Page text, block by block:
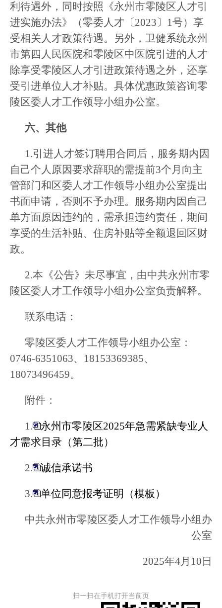
利待遇外，同时按照《永州市零陵区人才引
进实施办法》（零委人才〔2023〕1号）享
受相关人才政策待遇。另外，卫健系统永州
市第四人民医院和零陵区中医院引进的人才
除享受零陵区人才引进政策待遇之外，还享
受引进单位人才补贴。具体优惠政策咨询零
陵区委人才工作领导小组办公室。
六、其他
1.引进人才签订聘用合同后，服务期内因
自己个人原因要求辞职的需提前3个月向主
管部门和区委人才工作领导小组办公室提出
书面申请，否则不予办理。服务期内因自己
单方面原因违约的，需承担违约责任，期间
享受的生活补贴、住房补贴等全额退回区财
政。
2.本《公告》未尽事宜，由中共永州市零
陵区委人才工作领导小组办公室负责解释。
联系电话：
零陵区委人才工作领导小组办公室：
0746-6351063、18153369385、
18073496459。
附件：
1.
永州市零陵区2025年急需紧缺专业人
才需求目录（第二批）
2. 诚信承诺书
3. 单位同意报考证明（模板）
中共永州市零陵区委人才工作领导小组办
公室
2025年4月10日
扫一扫在手机打开当前页